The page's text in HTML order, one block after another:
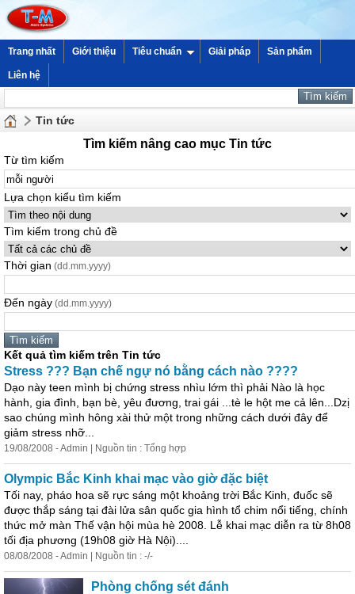
Trang nhất Giới thiệu Tiêu chuẩn Giải pháp Sản phẩm
Liên hệ
Tin tức
Tìm kiếm nâng cao mục Tin tức
Từ tìm kiếm
Lựa chọn kiểu tìm kiếm
Tìm kiếm trong chủ đề
Thời gian (dd.mm.yyyy)
Đến ngày (dd.mm.yyyy)
Kết quả tìm kiếm trên Tin tức
Stress ??? Bạn chế ngự nó bằng cách nào ????
Dạo này teen mình bị chứng stress nhìu lớm thì phải Nào là học
hành, gia đình, bạn bè, yêu đương, trai gái ...tè le hột me cả lên...Dzị
sao chúng mình hông xài thử một trong những cách dưới đây để
giảm stress nhỡ...
19/08/2008 - Admin | Nguồn tin : Tổng hợp
Olympic Bắc Kinh khai mạc vào giờ đặc biệt
Tối nay, pháo hoa sẽ rực sáng một khoảng trời Bắc Kinh, đuốc sẽ
được thắp sáng tại đài lửa sân quốc gia hình tổ chim nổi tiếng, chính
thức mở màn Thế vận hội mùa hè 2008. Lễ khai mạc diễn ra từ 8h08
tối địa phương (19h08 giờ Hà Nội)....
08/08/2008 - Admin | Nguồn tin : -/-
Phòng chống sét đánh